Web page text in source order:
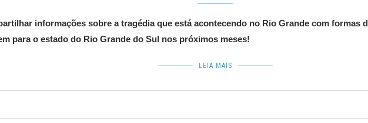
informações sobre a tragédia que está acontecendo no Rio Grande com formas
para o estado do Rio Grande do Sul nos próximos meses!
LEIA MAIS